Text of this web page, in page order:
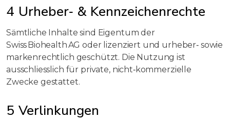
4 Urheber‑ & Kennzeichenrechte
Sämtliche Inhalte sind Eigentum der
Swiss Biohealth AG oder lizenziert und urheber‑ sowie
markenrechtlich geschützt. Die Nutzung ist
ausschliesslich für private, nicht‑kommerzielle
Zwecke gestattet.
5 Verlinkungen